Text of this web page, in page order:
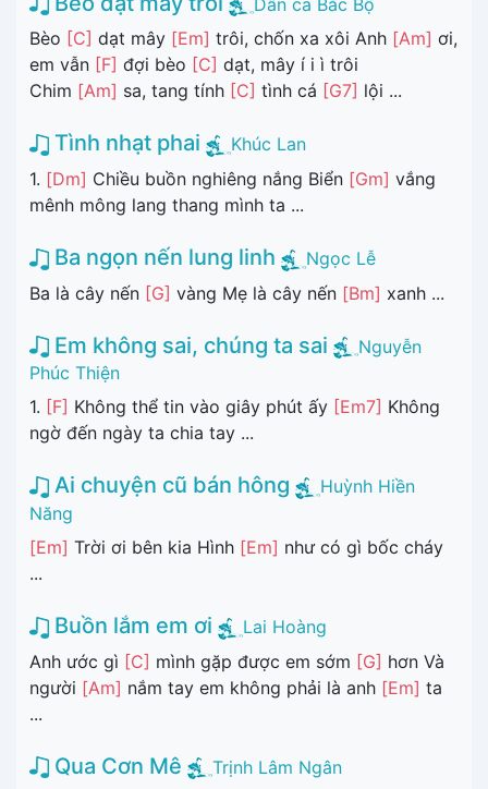
Bèo [C] dạt mây [Em] trôi, chốn xa xôi Anh [Am] ơi,
em vẫn [F] đợi bèo [C] dạt, mây í i ì trôi
Chim [Am] sa, tang tính [C] tình cá [G7] lội ...
Tình nhạt phai
Khúc Lan
1. [Dm] Chiều buồn nghiêng nắng Biển [Gm] vắng
mênh mông lang thang mình ta ...
Ba ngọn nến lung linh
Ngọc Lễ
Ba là cây nến [G] vàng Mẹ là cây nến [Bm] xanh ...
Em không sai, chúng ta sai
Nguyễn
Phúc Thiện
1. [F] Không thể tin vào giây phút ấy [Em7] Không
ngờ đến ngày ta chia tay ...
Ai chuyện cũ bán hông
Huỳnh Hiền
Năng
[Em] Trời ơi bên kia Hình [Em] như có gì bốc cháy
...
Buồn lắm em ơi
Lai Hoàng
Anh ước gì [C] mình gặp được em sớm [G] hơn Và
người [Am] nắm tay em không phải là anh [Em] ta
...
Qua Cơn Mê
Trịnh Lâm Ngân